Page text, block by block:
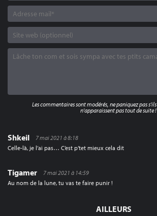
Shkeil
7 mai 2021 à 8:18
Celle-là, je l’ai pas… C’est p’tet mieux cela dit
Tigamer
7 mai 2021 à 14:59
Au nom de la lune, tu vas te faire punir !
Les commentaires sont modérés, ne paniquez pas s'ils
n'apparaissent pas tout de suite !
AILLEURS